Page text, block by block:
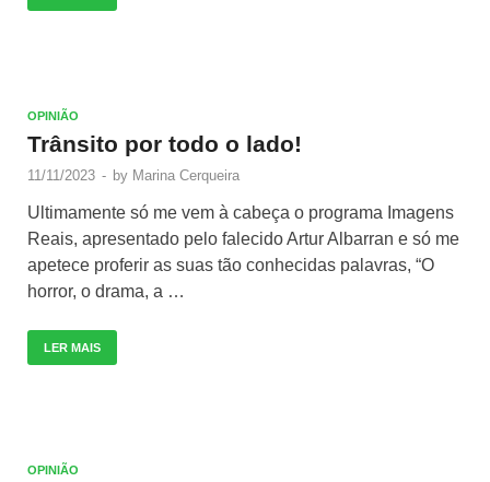
OPINIÃO
Trânsito por todo o lado!
11/11/2023 - by Marina Cerqueira
Ultimamente só me vem à cabeça o programa Imagens
Reais, apresentado pelo falecido Artur Albarran e só me
apetece proferir as suas tão conhecidas palavras, “O
horror, o drama, a …
LER MAIS
OPINIÃO